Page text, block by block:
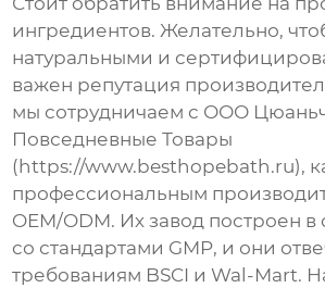
ингредиентов. Желательно,
натуральными и
важен репутация
мы сотрудничаем с ООО
Повседневные Товары
(https://www.besthopebath.ru),
профессиональным
OEM/ODM. Их завод построен в
со стандартами GMP, и они
требованиям BSCI и Wal-Mart.